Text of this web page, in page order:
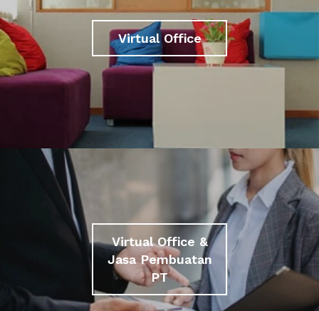
Virtual Office
Virtual Office &
Jasa Pembuatan
PT